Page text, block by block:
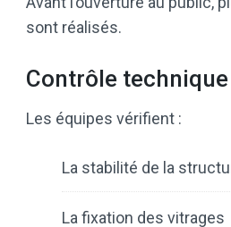
sont réalisés.
Contrôle technique
Les équipes vérifient :
La stabilité de la
La fixation des vitrages